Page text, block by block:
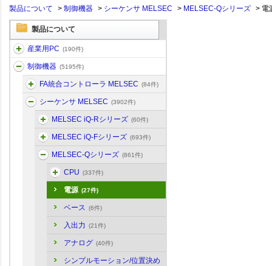
製品について > 制御機器 > シーケンサ MELSEC > MELSEC-Qシリーズ > 電
製品について
産業用PC (190件)
制御機器 (5195件)
FA統合コントローラ MELSEC (84件)
シーケンサ MELSEC (3902件)
MELSEC iQ-Rシリーズ (60件)
MELSEC iQ-Fシリーズ (693件)
MELSEC-Qシリーズ (861件)
CPU (337件)
電源 (27件)
ベース (6件)
入出力 (21件)
アナログ (40件)
シンプルモーション/位置決め